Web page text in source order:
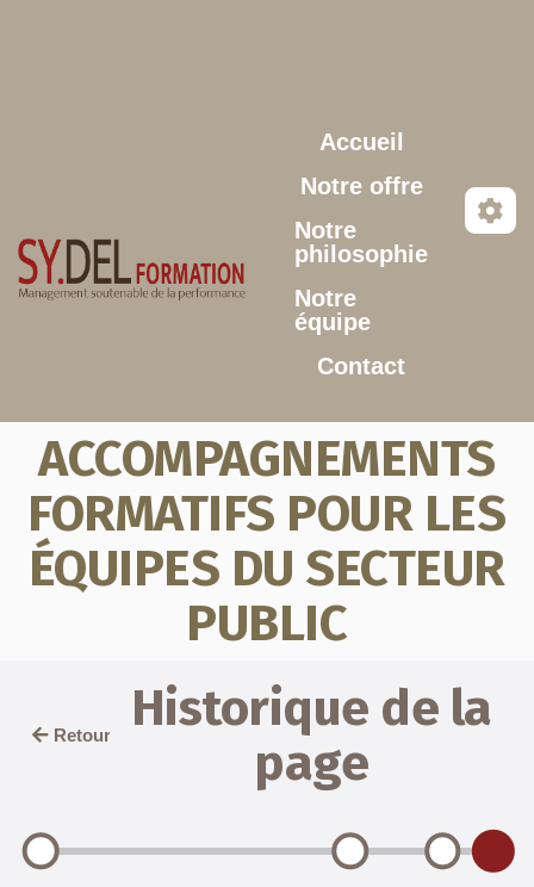
Accueil
Notre offre
Notre
philosophie
Notre
équipe
Contact
ACCOMPAGNEMENTS
FORMATIFS POUR LES
ÉQUIPES DU SECTEUR
PUBLIC
Retour
Historique de la
page